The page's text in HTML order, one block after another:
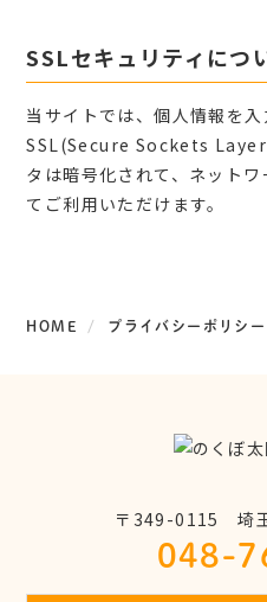
SSLセキュリティにつ
当サイトでは、個人情報を
SSL(Secure Sockets
タは暗号化されて、ネット
てご利用いただけます。
HOME プライバシーポリシー
〒349-0115 埼
048-